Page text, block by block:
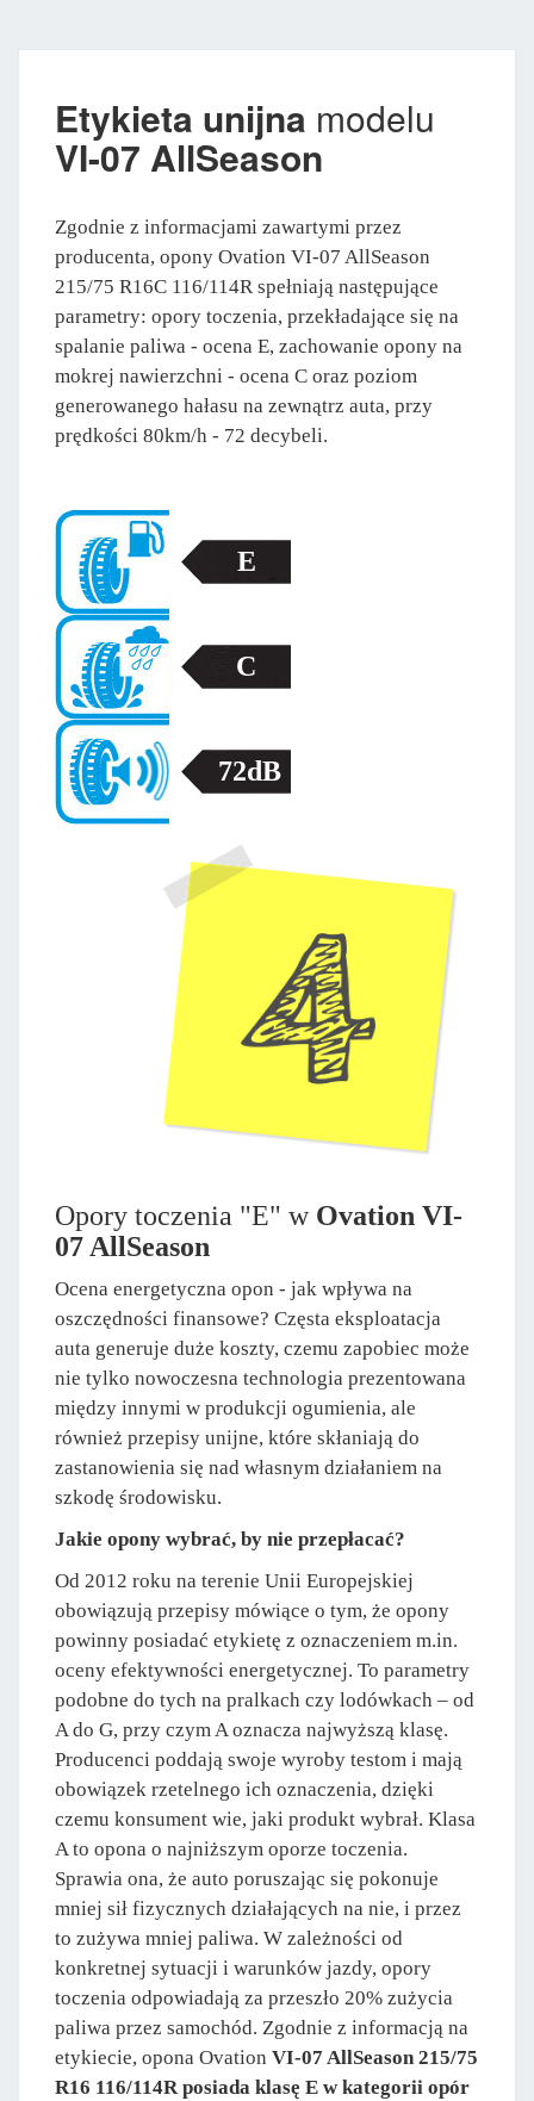
Etykieta unijna modelu
VI-07 AllSeason
Zgodnie z informacjami zawartymi przez
producenta, opony Ovation VI-07 AllSeason
215/75 R16C 116/114R spełniają następujące
parametry: opory toczenia, przekładające się na
spalanie paliwa - ocena E, zachowanie opony na
mokrej nawierzchni - ocena C oraz poziom
generowanego hałasu na zewnątrz auta, przy
prędkości 80km/h - 72 decybeli.
E
C
72dB
Opory toczenia "E" w Ovation VI-
07 AllSeason
Ocena energetyczna opon - jak wpływa na
oszczędności finansowe? Częsta eksploatacja
auta generuje duże koszty, czemu zapobiec może
nie tylko nowoczesna technologia prezentowana
między innymi w produkcji ogumienia, ale
również przepisy unijne, które skłaniają do
zastanowienia się nad własnym działaniem na
szkodę środowisku.
Jakie opony wybrać, by nie przepłacać?
Od 2012 roku na terenie Unii Europejskiej
obowiązują przepisy mówiące o tym, że opony
powinny posiadać etykietę z oznaczeniem m.in.
oceny efektywności energetycznej. To parametry
podobne do tych na pralkach czy lodówkach – od
A do G, przy czym A oznacza najwyższą klasę.
Producenci poddają swoje wyroby testom i mają
obowiązek rzetelnego ich oznaczenia, dzięki
czemu konsument wie, jaki produkt wybrał. Klasa
A to opona o najniższym oporze toczenia.
Sprawia ona, że auto poruszając się pokonuje
mniej sił fizycznych działających na nie, i przez
to zużywa mniej paliwa. W zależności od
konkretnej sytuacji i warunków jazdy, opory
toczenia odpowiadają za przeszło 20% zużycia
paliwa przez samochód. Zgodnie z informacją na
etykiecie, opona Ovation VI-07 AllSeason 215/75
R16 116/114R posiada klasę E w kategorii opór